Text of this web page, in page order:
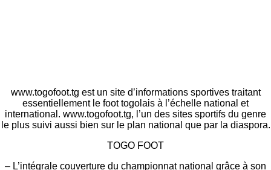
www.togofoot.tg est un site d’informations sportives traitant
essentiellement le foot togolais à l’échelle national et
international. www.togofoot.tg, l’un des sites sportifs du genre
le plus suivi aussi bien sur le plan national que par la diaspora.
TOGO FOOT
– L’intégrale couverture du championnat national grâce à son